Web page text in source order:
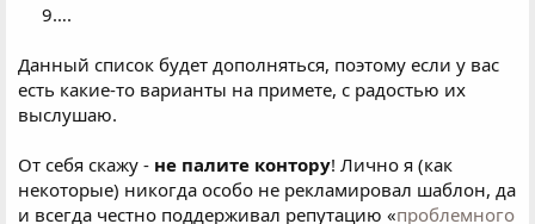
9….​
Данный список будет дополняться, поэтому если у вас
есть какие-то варианты на примете, с радостью их
выслушаю.
От себя скажу - не палите контору! Лично я (как
некоторые) никогда особо не рекламировал шаблон, да
и всегда честно поддерживал репутацию «проблемного